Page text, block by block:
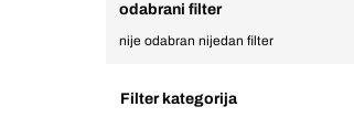
odabrani filter
nije odabran nijedan filter
Filter kategorija